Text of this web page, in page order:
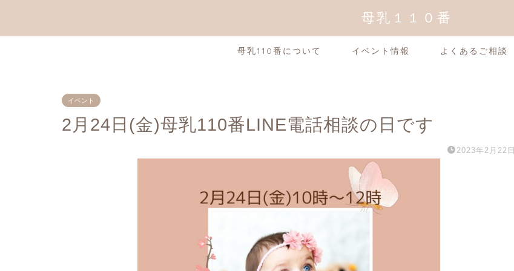
母乳１１０番
母乳110番について イベント情報 よくあるご相談
イベント
2月24日(金)母乳110番LINE電話相談の日です
2023年2月22日